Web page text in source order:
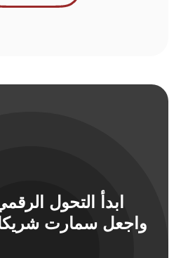
المعلومات
ابدأ التحول
واجعل سمارت